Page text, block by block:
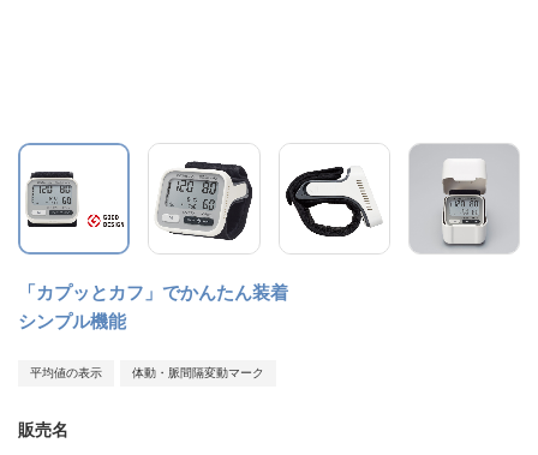
「カプッとカフ」でかんたん装着
シンプル機能
平均値の表示 体動・脈間隔変動マーク
販売名